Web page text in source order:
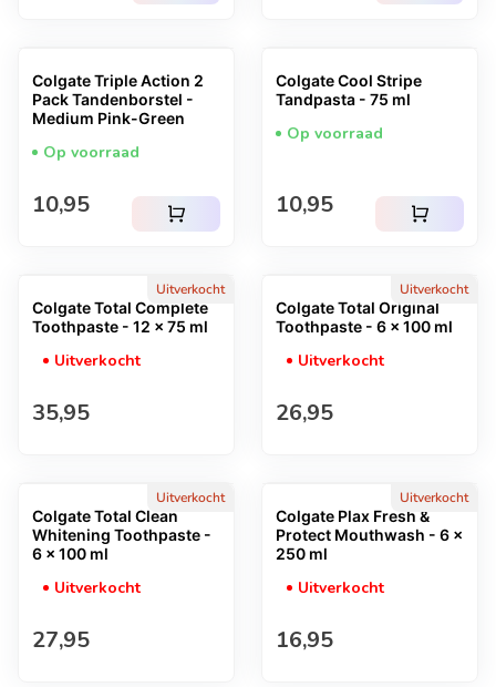
Colgate Triple Action 2
Pack Tandenborstel -
Medium Pink-Green
Op voorraad
Normale prijs
10,95 shopping_cart
Colgate Cool Stripe
Tandpasta - 75 ml
Op voorraad
Normale prijs
10,95 shopping_cart
Uitverkocht
Colgate Total Complete
Toothpaste - 12 x 75 ml
Uitverkocht
Normale prijs
35,95
Uitverkocht
Colgate Total Original
Toothpaste - 6 x 100 ml
Uitverkocht
Normale prijs
26,95
Uitverkocht
Colgate Total Clean
Whitening Toothpaste -
6 x 100 ml
Uitverkocht
Normale prijs
27,95
Uitverkocht
Colgate Plax Fresh &
Protect Mouthwash - 6 x
250 ml
Uitverkocht
Normale prijs
16,95